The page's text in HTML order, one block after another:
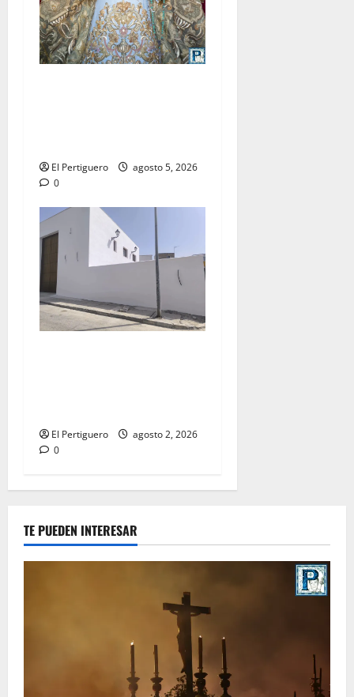
El Pertiguero
agosto 5, 2026
0
El Pertiguero
agosto 2, 2026
0
TE PUEDEN INTERESAR